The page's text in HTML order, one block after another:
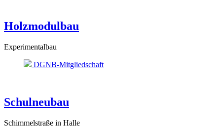
Holzmodulbau
Experimentalbau
DGNB-Mitgliedschaft
Schulneubau
Schimmelstraße in Halle